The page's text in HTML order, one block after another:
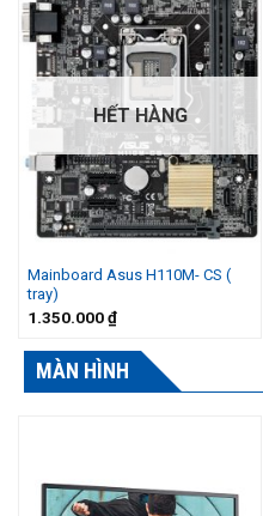
HẾT HÀNG
Mainboard Asus H110M- CS (
tray)
1.350.000₫
MÀN HÌNH